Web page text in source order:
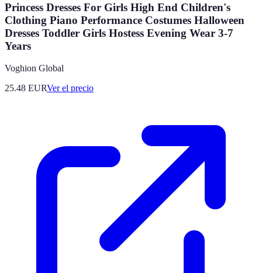
Princess Dresses For Girls High End Children's
Clothing Piano Performance Costumes Halloween
Dresses Toddler Girls Hostess Evening Wear 3-7
Years
Voghion Global
25.48 EURVer el precio